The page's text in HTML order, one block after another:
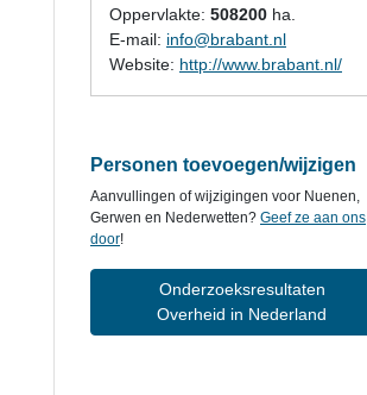
Oppervlakte: 508200 ha.
E-mail: info@brabant.nl
Website: http://www.brabant.nl/
Personen toevoegen/wijzigen
Aanvullingen of wijzigingen voor Nuenen,
Gerwen en Nederwetten? Geef ze aan ons
door!
Onderzoeksresultaten
Overheid in Nederland